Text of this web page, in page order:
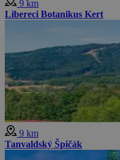
9 km
Libereci Botanikus Kert
9 km
Tanvaldský Špičák